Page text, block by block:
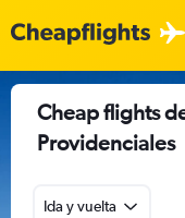
Cheap flights
Providenciales
Ida y vuelta